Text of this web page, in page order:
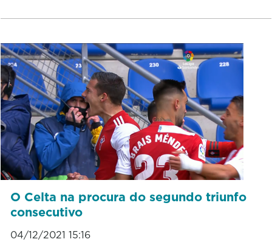
O Celta na procura do segundo triunfo
consecutivo
04/12/2021 15:16